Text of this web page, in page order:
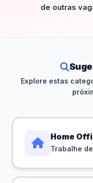
de outras
Explore estas
Home
Trabalhe